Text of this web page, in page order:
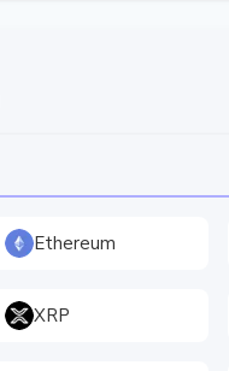
Ethereum
XRP